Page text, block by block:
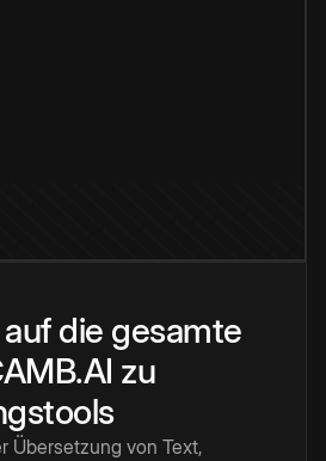
die gesamte
zu
Übersetzung von Text,